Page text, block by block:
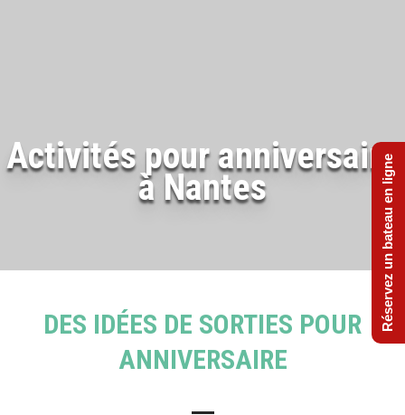
Activités pour anniversaire
à Nantes
DES IDÉES DE SORTIES POUR
ANNIVERSAIRE
Réservez un bateau en ligne